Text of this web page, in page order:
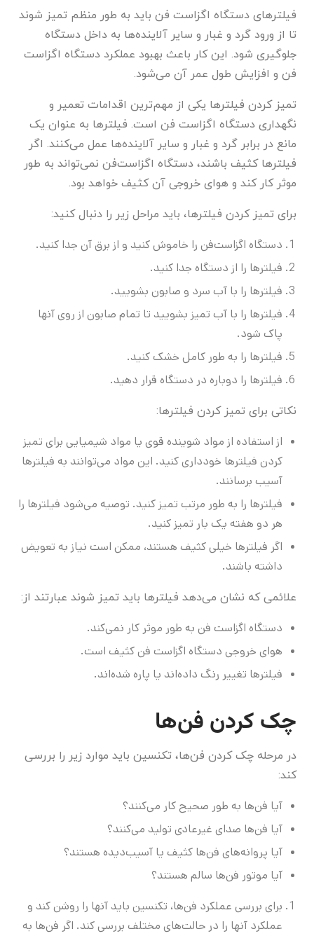
فیلترهای دستگاه اگزاست فن باید به طور منظم تمیز شوند
تا از ورود گرد و غبار و سایر آلاینده‌ها به داخل دستگاه
جلوگیری شود. این کار باعث بهبود عملکرد دستگاه اگزاست
فن و افزایش طول عمر آن می‌شود.
تمیز کردن فیلترها یکی از مهم‌ترین اقدامات تعمیر و
نگهداری دستگاه اگزاست فن است. فیلترها به عنوان یک
مانع در برابر گرد و غبار و سایر آلاینده‌ها عمل می‌کنند. اگر
فیلترها کثیف باشند، دستگاه اگزاست‌فن نمی‌تواند به طور
موثر کار کند و هوای خروجی آن کثیف خواهد بود.
برای تمیز کردن فیلترها، باید مراحل زیر را دنبال کنید:
دستگاه اگزاست‌فن را خاموش کنید و از برق آن جدا کنید.
فیلترها را از دستگاه جدا کنید.
فیلترها را با آب سرد و صابون بشویید.
فیلترها را با آب تمیز بشویید تا تمام صابون از روی آنها
پاک شود.
فیلترها را به طور کامل خشک کنید.
فیلترها را دوباره در دستگاه قرار دهید.
نکاتی برای تمیز کردن فیلترها:
از استفاده از مواد شوینده قوی یا مواد شیمیایی برای تمیز
کردن فیلترها خودداری کنید. این مواد می‌توانند به فیلترها
آسیب برسانند.
فیلترها را به طور مرتب تمیز کنید. توصیه می‌شود فیلترها را
هر دو هفته یک بار تمیز کنید.
اگر فیلترها خیلی کثیف هستند، ممکن است نیاز به تعویض
داشته باشند.
علائمی که نشان می‌دهد فیلترها باید تمیز شوند عبارتند از:
دستگاه اگزاست فن به طور موثر کار نمی‌کند.
هوای خروجی دستگاه اگزاست فن کثیف است.
فیلترها تغییر رنگ داده‌اند یا پاره شده‌اند.
چک کردن فن‌ها
در مرحله چک کردن فن‌ها، تکنسین باید موارد زیر را بررسی
کند:
آیا فن‌ها به طور صحیح کار می‌کنند؟
آیا فن‌ها صدای غیرعادی تولید می‌کنند؟
آیا پروانه‌های فن‌ها کثیف یا آسیب‌دیده هستند؟
آیا موتور فن‌ها سالم هستند؟
برای بررسی عملکرد فن‌ها، تکنسین باید آنها را روشن کند و
عملکرد آنها را در حالت‌های مختلف بررسی کند. اگر فن‌ها به